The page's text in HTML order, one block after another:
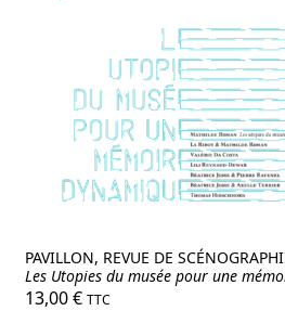
PAVILLON, REVUE DE
Les Utopies du musée pour une
13,00€ TTC